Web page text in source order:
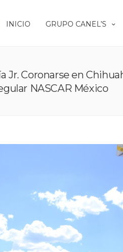
INICIO GRUPO CANEL’S
Jr. Coronarse en
NASCAR México